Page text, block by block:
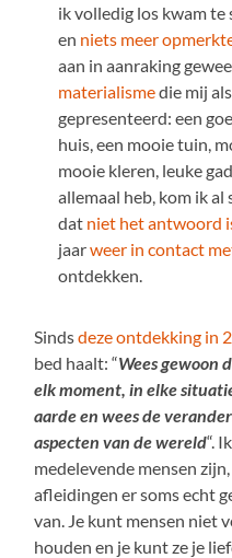
ik volledig los kwam te
en niets meer
aan in aanraking
materialismedie mij
gepresenteerd: een
huis, een mooie tuin,
mooie kleren, leuke
allemaal heb, kom ik
dat niet het antwoord
jaarweer in contact
ontdekken.
Sindsdeze ontdekking in
bed haalt: “Wees gewoon
elk moment, in elke
aarde en wees de
aspecten van de wereld“.
medelevende mensen
afleidingen er soms echt
van. Je kunt mensen niet
houden en je kunt ze je